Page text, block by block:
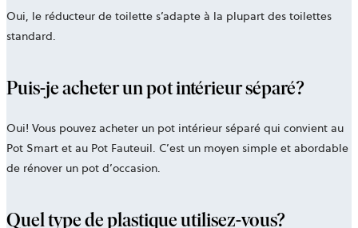
Oui, le réducteur de toilette s’adapte à la plupart des toilettes
standard.
Puis-je acheter un pot intérieur séparé?
Oui! Vous pouvez acheter un pot intérieur séparé qui convient au
Pot Smart et au Pot Fauteuil. C’est un moyen simple et abordable
de rénover un pot d’occasion.
Quel type de plastique utilisez-vous?